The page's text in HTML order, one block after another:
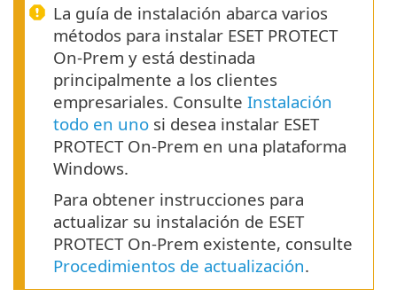
La guía de instalación abarca varios
métodos para instalar ESET PROTECT
On-Prem y está destinada
principalmente a los clientes
empresariales. Consulte Instalación
todo en uno si desea instalar ESET
PROTECT On-Prem en una plataforma
Windows.
Para obtener instrucciones para
actualizar su instalación de ESET
PROTECT On-Prem existente, consulte
Procedimientos de actualización.